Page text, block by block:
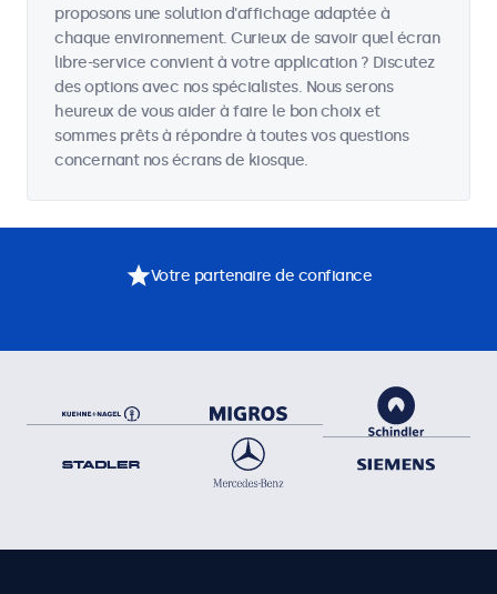
proposons une solution d'affichage adaptée à
chaque environnement. Curieux de savoir quel écran
libre-service convient à votre application ? Discutez
des options avec nos spécialistes. Nous serons
heureux de vous aider à faire le bon choix et
sommes prêts à répondre à toutes vos questions
concernant nos écrans de kiosque.
Votre partenaire de confiance